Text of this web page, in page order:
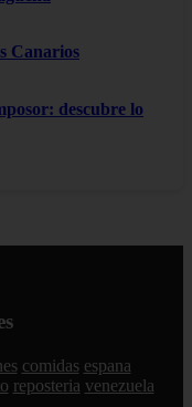
Canarios
descubre lo
comidas espana
reposteria venezuela